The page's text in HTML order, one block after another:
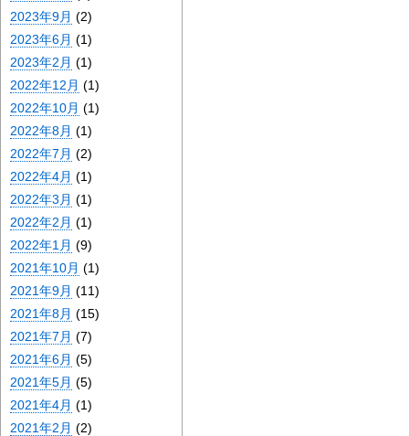
2023年9月 (2)
2023年6月 (1)
2023年2月 (1)
2022年12月 (1)
2022年10月 (1)
2022年8月 (1)
2022年7月 (2)
2022年4月 (1)
2022年3月 (1)
2022年2月 (1)
2022年1月 (9)
2021年10月 (1)
2021年9月 (11)
2021年8月 (15)
2021年7月 (7)
2021年6月 (5)
2021年5月 (5)
2021年4月 (1)
2021年2月 (2)